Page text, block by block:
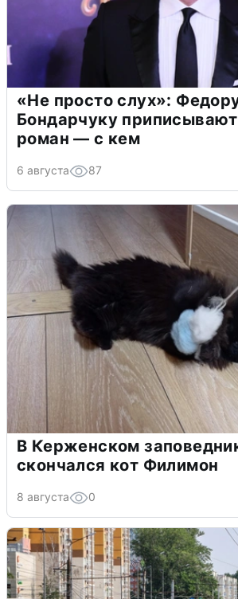
«Не просто слух»:
Бондарчуку
роман — с кем
6 августа 87
В Керженском
скончался кот Филимон
8 августа 0